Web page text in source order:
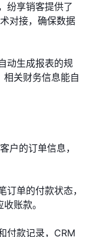
纷享销客提供了
对接，确保数据
动生成报表的规
关财务信息能自
户的订单信息，
订单的付款状态，
账款。
付款记录，CRM